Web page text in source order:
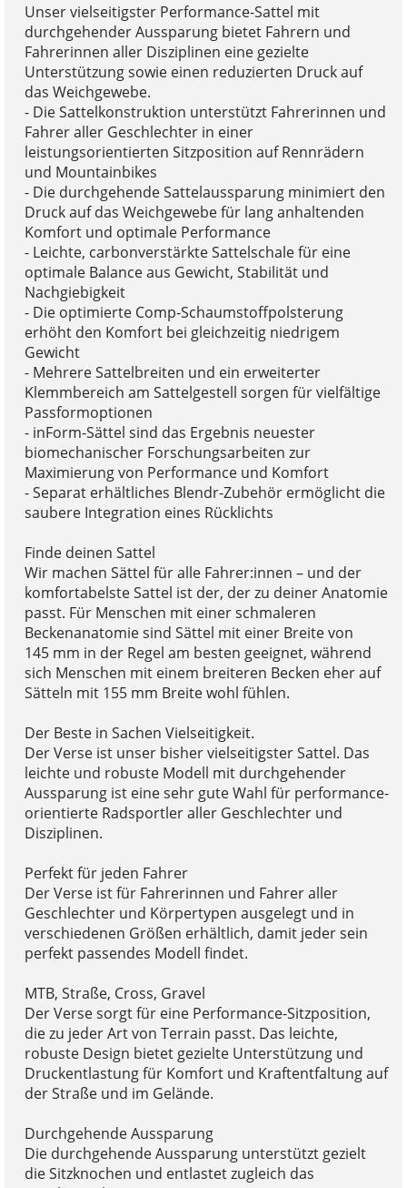
Unser vielseitigster Performance-Sattel mit
durchgehender Aussparung bietet Fahrern und
Fahrerinnen aller Disziplinen eine gezielte
Unterstützung sowie einen reduzierten Druck auf
das Weichgewebe.
- Die Sattelkonstruktion unterstützt Fahrerinnen und
Fahrer aller Geschlechter in einer
leistungsorientierten Sitzposition auf Rennrädern
und Mountainbikes
- Die durchgehende Sattelaussparung minimiert den
Druck auf das Weichgewebe für lang anhaltenden
Komfort und optimale Performance
- Leichte, carbonverstärkte Sattelschale für eine
optimale Balance aus Gewicht, Stabilität und
Nachgiebigkeit
- Die optimierte Comp-Schaumstoffpolsterung
erhöht den Komfort bei gleichzeitig niedrigem
Gewicht
- Mehrere Sattelbreiten und ein erweiterter
Klemmbereich am Sattelgestell sorgen für vielfältige
Passformoptionen
- inForm-Sättel sind das Ergebnis neuester
biomechanischer Forschungsarbeiten zur
Maximierung von Performance und Komfort
- Separat erhältliches Blendr-Zubehör ermöglicht die
saubere Integration eines Rücklichts
Finde deinen Sattel
Wir machen Sättel für alle Fahrer:innen – und der
komfortabelste Sattel ist der, der zu deiner Anatomie
passt. Für Menschen mit einer schmaleren
Beckenanatomie sind Sättel mit einer Breite von
145 mm in der Regel am besten geeignet, während
sich Menschen mit einem breiteren Becken eher auf
Sätteln mit 155 mm Breite wohl fühlen.
Der Beste in Sachen Vielseitigkeit.
Der Verse ist unser bisher vielseitigster Sattel. Das
leichte und robuste Modell mit durchgehender
Aussparung ist eine sehr gute Wahl für performance-
orientierte Radsportler aller Geschlechter und
Disziplinen.
Perfekt für jeden Fahrer
Der Verse ist für Fahrerinnen und Fahrer aller
Geschlechter und Körpertypen ausgelegt und in
verschiedenen Größen erhältlich, damit jeder sein
perfekt passendes Modell findet.
MTB, Straße, Cross, Gravel
Der Verse sorgt für eine Performance-Sitzposition,
die zu jeder Art von Terrain passt. Das leichte,
robuste Design bietet gezielte Unterstützung und
Druckentlastung für Komfort und Kraftentfaltung auf
der Straße und im Gelände.
Durchgehende Aussparung
Die durchgehende Aussparung unterstützt gezielt
die Sitzknochen und entlastet zugleich das